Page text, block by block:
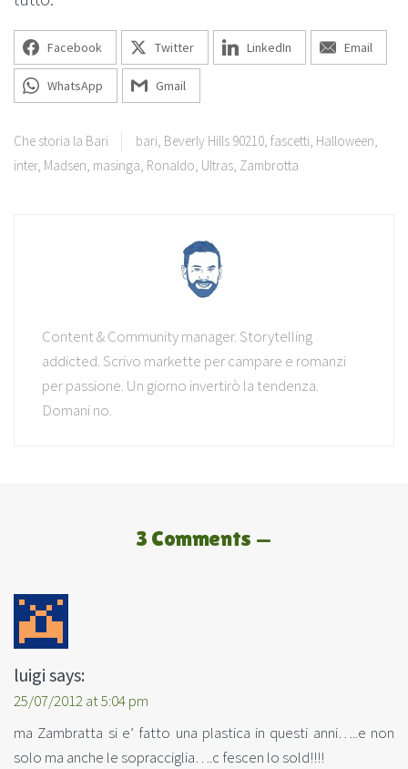
Facebook Twitter LinkedIn Email
WhatsApp Gmail
Che storia la Bari bari, Beverly Hills 90210, fascetti, Halloween,
inter, Madsen, masinga, Ronaldo, Ultras, Zambrotta
Content & Community manager. Storytelling
addicted. Scrivo markette per campare e romanzi
per passione. Un giorno invertirò la tendenza.
Domani no.
3 Comments —
luigi says:
25/07/2012 at 5:04 pm
ma Zambratta si e’ fatto una plastica in questi anni…..e non
solo ma anche le sopracciglia….c fescen lo sold!!!!